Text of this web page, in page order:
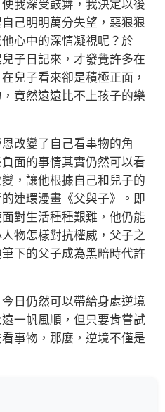
我深受鼓舞，我決定以後
己明明萬分失望，惡狠狠
心中的深情凝視呢？於
子日記來，才發覺許多在
兒子看來卻是積極正面，
竟然遠遠比不上孩子的樂
變了自己看事物的角
面的事情其實仍然可以看
，讓他根據自己和兒子的
連環漫畫《父與子》。即
對生活種種艱難，他仍能
物怎樣對抗權威，父子之
下的父子成為黑暗時代許
仍然可以帶給身處逆境
一帆風順，但只要肯嘗試
事物，那麼，逆境不僅是